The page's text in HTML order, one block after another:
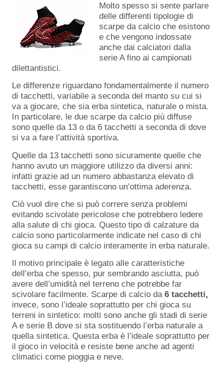
Molto spesso si sente parlare
delle differenti tipologie di
scarpe da calcio che esistono
e che vengono indossate
anche dai calciatori dalla
serie A fino ai campionati
dilettantistici.
Le differenze riguardano fondamentalmente il numero
di tacchetti, variabile a seconda del manto su cui si
va a giocare, che sia erba sintetica, naturale o mista.
In particolare, le due scarpe da calcio più diffuse
sono quelle da 13 o da 6 tacchetti a seconda di dove
si va a fare l’attività sportiva.
Quelle da 13 tacchetti sono sicuramente quelle che
hanno avuto un maggiore utilizzo da diversi anni:
infatti grazie ad un numero abbastanza elevato di
tacchetti, esse garantiscono un’ottima aderenza.
Ciò vuol dire che si può correre senza problemi
evitando scivolate pericolose che potrebbero ledere
alla salute di chi gioca. Questo tipo di calzature da
calcio sono particolarmente indicate nel caso di chi
gioca su campi di calcio interamente in erba naturale.
Il motivo principale è legato alle caratteristiche
dell’erba che spesso, pur sembrando asciutta, può
avere dell’umidità nel terreno che potrebbe far
scivolare facilmente. Scarpe di calcio da6 tacchetti,
invece, sono l’ideale soprattutto per chi gioca su
terreni in sintetico: molti sono anche gli stadi di serie
A e serie B dove si sta sostituendo l’erba naturale a
quella sintetica. Questa erba è l’ideale soprattutto per
il gioco in velocità e resiste bene anche ad agenti
climatici come pioggia e neve.